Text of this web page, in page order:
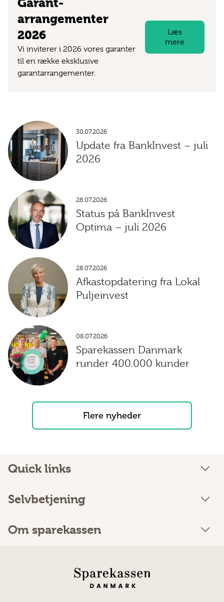
Garant­
arrangementer
2026
Vi inviterer i 2026 vores garanter
til en række eksklusive
garantarrangementer.
Læs
mere
30.07.2026
Update fra BankInvest – juli
2026
28.07.2026
Status på BankInvest
Optima – juli 2026
28.07.2026
Afkastopdatering fra Lokal
Puljeinvest
08.07.2026
Sparekassen Danmark
runder 400.000 kunder
Flere nyheder
Quick links
Selvbetjening
Om sparekassen